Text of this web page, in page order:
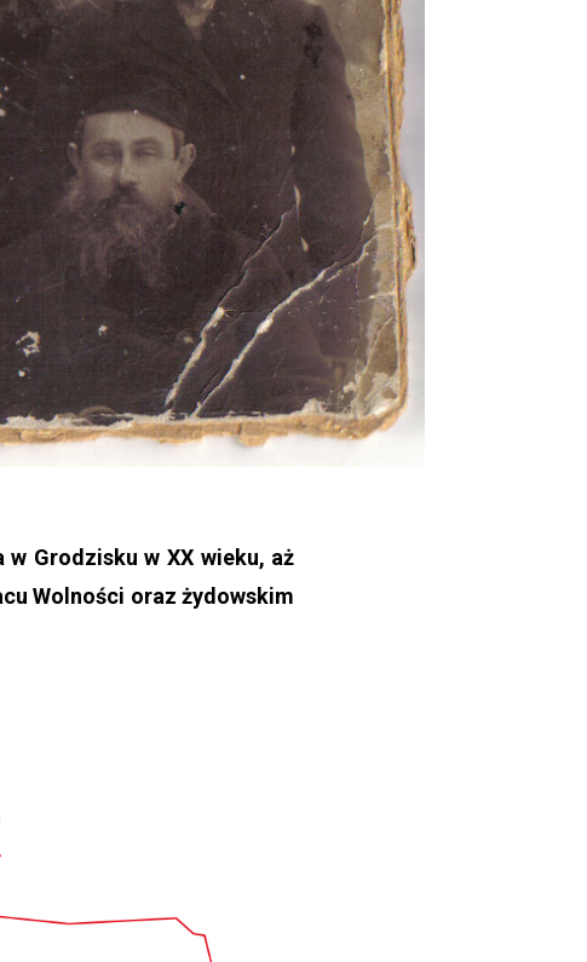
Grodzisku w XX wieku, aż
Wolności oraz żydowskim